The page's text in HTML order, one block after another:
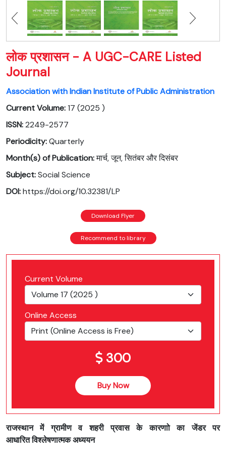
लोक प्रशासन - A UGC-CARE Listed
Journal
Association with Indian Institute of Public Administration
Current Volume:17 (2025 )
ISSN:2249-2577
Periodicity:Quarterly
Month(s) of Publication:मार्च, जून, सितंबर और दिसंबर
Subject:Social Science
DOI:https://doi.org/10.32381/LP
Download Flyer
Recommend to library
Current Volume
Online Access
300
Buy Now
राजस्थान में ग्रामीण व शहरी प्रवास के कारणाो का जेंडर पर
आधारित विश्लेषणात्मक अध्ययन